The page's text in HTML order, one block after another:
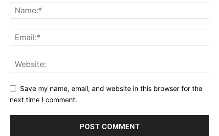
Save my name, email, and website in this browser for the
next time I comment.